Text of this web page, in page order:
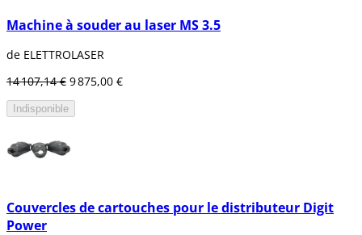
Machine à souder au laser MS 3.5
de ELETTROLASER
14 107,14 € 9 875,00 €
Indisponible
Couvercles de cartouches pour le distributeur Digit
Power